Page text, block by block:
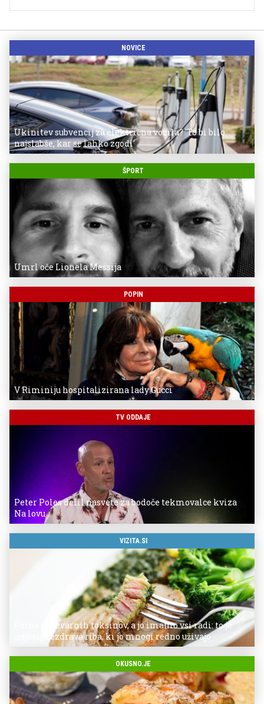
NOVICE
Ukinitev subvencij za električna vozila? 'To bi bilo
najslabše, kar se lahko zgodi'
ŠPORT
Umrl oče Lionela Messija
POPIN
V Riminiju hospitalizirana lady Gucci
TV ODDAJE
Peter Poles delil nasvete za bodoče tekmovalce kviza
Na lovu
VIZITA.SI
Polna je nevarnih toksinov, a jo imamo vsi radi: to je
najbolj nezdrava riba, ki jo mnogi redno uživajo
OKUSNO.JE